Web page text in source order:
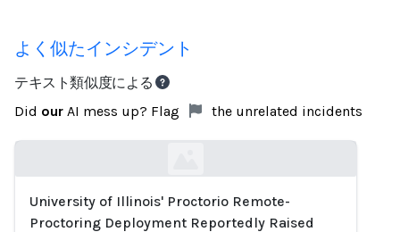
よく似たインシデント
テキスト類似度による
Did our AI mess up? Flag the unrelated incidents
Loading...
University of Illinois' Proctorio Remote-
Proctoring Deployment Reportedly Raised